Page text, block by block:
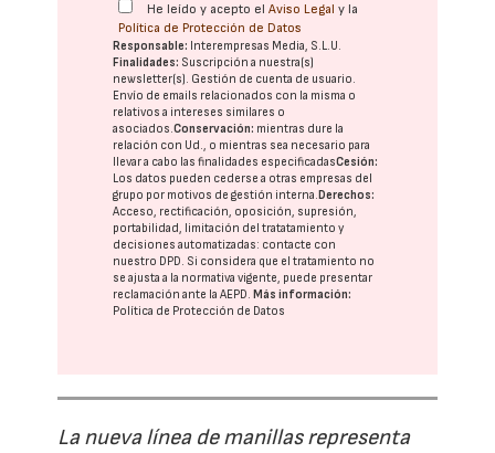
He leído y acepto elAviso Legal y la
Política de Protección de Datos
Responsable: Interempresas Media, S.L.U.
Finalidades: Suscripción a nuestra(s)
newsletter(s). Gestión de cuenta de usuario.
Envío de emails relacionados con la misma o
relativos a intereses similares o
asociados.Conservación: mientras dure la
relación con Ud., o mientras sea necesario para
llevar a cabo las finalidades especificadasCesión:
Los datos pueden cederse a otras empresas del
grupo por motivos de gestión interna. Derechos:
Acceso, rectificación, oposición, supresión,
portabilidad, limitación del tratatamiento y
decisiones automatizadas: contacte con
nuestro DPD. Si considera que el tratamiento no
se ajusta a la normativa vigente, puede presentar
reclamación ante laAEPD. Más información:
Política de Protección de Datos
La nueva línea de manillas representa